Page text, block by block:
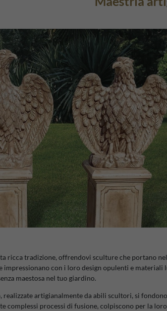
ricca tradizione, offrendovi sculture che portano
impressionano con i loro design opulenti e
maestosa nel tuo giardino.
realizzate artigianalmente da abili scultori, si
complessi processi di fusione, colpiscono per la